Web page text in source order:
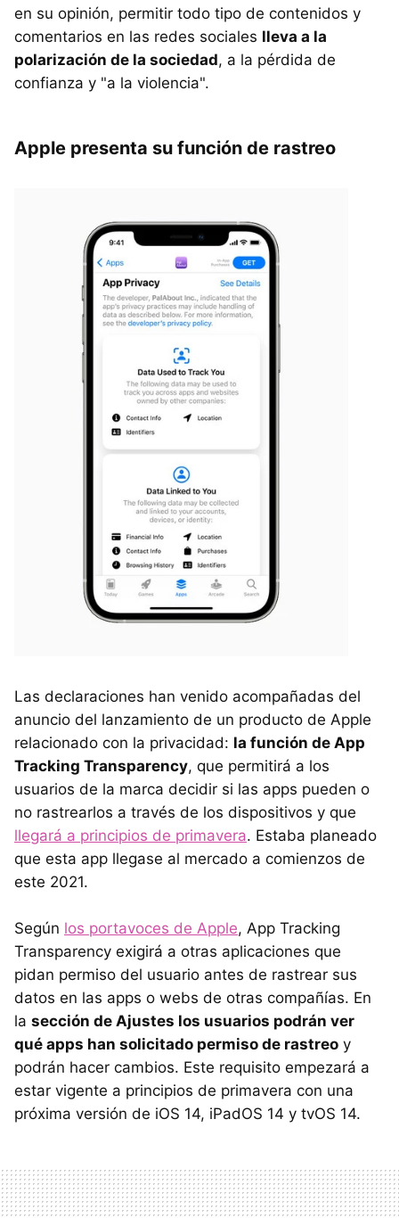
en su opinión, permitir todo tipo de contenidos y
comentarios en las redes sociales lleva a la
polarización de la sociedad, a la pérdida de
confianza y "a la violencia".
Apple presenta su función de rastreo
Las declaraciones han venido acompañadas del
anuncio del lanzamiento de un producto de Apple
relacionado con la privacidad: la función de App
Tracking Transparency, que permitirá a los
usuarios de la marca decidir si las apps pueden o
no rastrearlos a través de los dispositivos y que
llegará a principios de primavera. Estaba planeado
que esta app llegase al mercado a comienzos de
este 2021.
Según los portavoces de Apple, App Tracking
Transparency exigirá a otras aplicaciones que
pidan permiso del usuario antes de rastrear sus
datos en las apps o webs de otras compañías. En
la sección de Ajustes los usuarios podrán ver
qué apps han solicitado permiso de rastreo y
podrán hacer cambios. Este requisito empezará a
estar vigente a principios de primavera con una
próxima versión de iOS 14, iPadOS 14 y tvOS 14.